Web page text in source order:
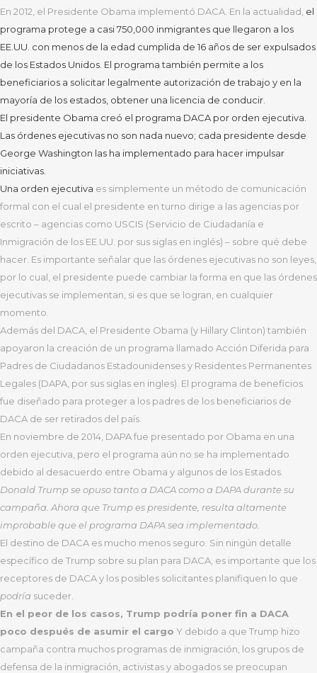
En 2012, el Presidente Obama implementó DACA. En la actualidad, el
programa protege a casi 750,000 inmigrantes que llegaron a los
EE.UU. con menos de la edad cumplida de 16 años de ser expulsados
de los Estados Unidos. El programa también permite a los
beneficiarios a solicitar legalmente autorización de trabajo y en la
mayoría de los estados, obtener una licencia de conducir.
El presidente Obama creó el programa DACA por orden ejecutiva.
Las órdenes ejecutivas no son nada nuevo; cada presidente desde
George Washington las ha implementado para hacer impulsar
iniciativas.
Una orden ejecutiva es simplemente un método de comunicación
formal con el cual el presidente en turno dirige a las agencias por
escrito – agencias como USCIS (Servicio de Ciudadanía e
Inmigración de los EE.UU. por sus siglas en inglés) – sobre qué debe
hacer. Es importante señalar que las órdenes ejecutivas no son leyes,
por lo cual, el presidente puede cambiar la forma en que las órdenes
ejecutivas se implementan, si es que se logran, en cualquier
momento.
Además del DACA, el Presidente Obama (y Hillary Clinton) también
apoyaron la creación de un programa llamado Acción Diferida para
Padres de Ciudadanos Estadounidenses y Residentes Permanentes
Legales (DAPA, por sus siglas en ingles). El programa de beneficios
fue diseñado para proteger a los padres de los beneficiarios de
DACA de ser retirados del país.
En noviembre de 2014, DAPA fue presentado por Obama en una
orden ejecutiva, pero el programa aún no se ha implementado
debido al desacuerdo entre Obama y algunos de los Estados.
Donald Trump se opuso tanto a DACA como a DAPA durante su
campaña. Ahora que Trump es presidente, resulta altamente
improbable que el programa DAPA sea implementado.
El destino de DACA es mucho menos seguro. Sin ningún detalle
específico de Trump sobre su plan para DACA, es importante que los
receptores de DACA y los posibles solicitantes planifiquen lo que
podría suceder.
En el peor de los casos, Trump podría poner fin a DACA
poco después de asumir el cargo Y debido a que Trump hizo
campaña contra muchos programas de inmigración, los grupos de
defensa de la inmigración, activistas y abogados se preocupan